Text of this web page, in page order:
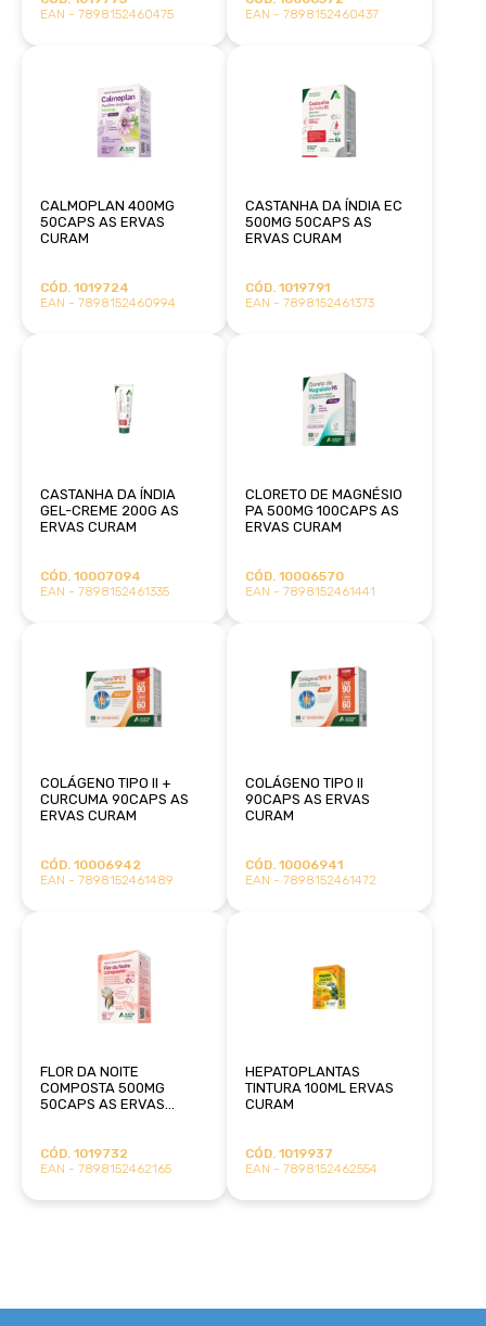
EAN - 7898152460475
EAN - 7898152460437
CALMOPLAN 400MG
50CAPS AS ERVAS
CURAM
CÓD. 1019724
EAN - 7898152460994
CASTANHA DA ÍNDIA EC
500MG 50CAPS AS
ERVAS CURAM
CÓD. 1019791
EAN - 7898152461373
CASTANHA DA ÍNDIA
GEL-CREME 200G AS
ERVAS CURAM
CÓD. 10007094
EAN - 7898152461335
CLORETO DE MAGNÉSIO
PA 500MG 100CAPS AS
ERVAS CURAM
CÓD. 10006570
EAN - 7898152461441
COLÁGENO TIPO II +
CURCUMA 90CAPS AS
ERVAS CURAM
CÓD. 10006942
EAN - 7898152461489
COLÁGENO TIPO II
90CAPS AS ERVAS
CURAM
CÓD. 10006941
EAN - 7898152461472
FLOR DA NOITE
COMPOSTA 500MG
50CAPS AS ERVAS
CÓD. 1019732
EAN - 7898152462165
HEPATOPLANTAS
TINTURA 100ML ERVAS
CURAM
CÓD. 1019937
EAN - 7898152462554